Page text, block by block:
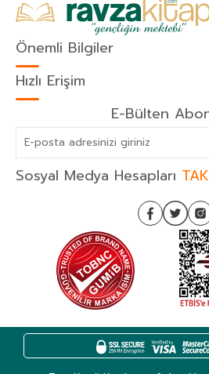
Önemli Bilgiler
Hızlı Erişim
E-Bülten
Sosyal Medya Hesapları